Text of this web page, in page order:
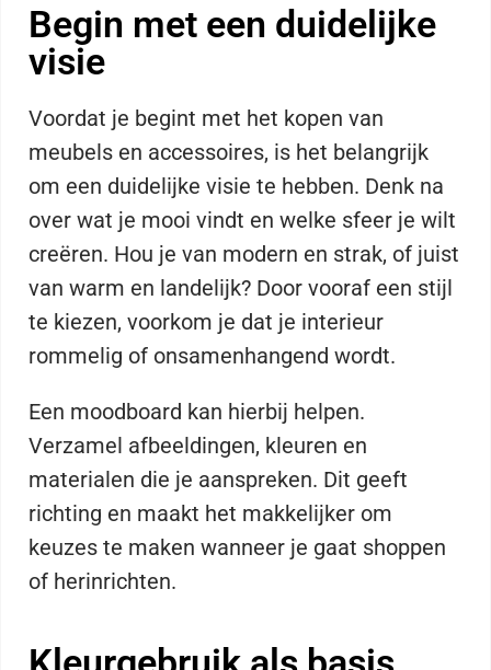
Begin met een duidelijke
visie
Voordat je begint met het kopen van
meubels en accessoires, is het belangrijk
om een duidelijke visie te hebben. Denk na
over wat je mooi vindt en welke sfeer je wilt
creëren. Hou je van modern en strak, of juist
van warm en landelijk? Door vooraf een stijl
te kiezen, voorkom je dat je interieur
rommelig of onsamenhangend wordt.
Een moodboard kan hierbij helpen.
Verzamel afbeeldingen, kleuren en
materialen die je aanspreken. Dit geeft
richting en maakt het makkelijker om
keuzes te maken wanneer je gaat shoppen
of herinrichten.